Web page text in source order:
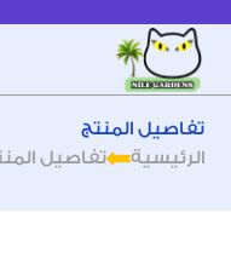
تفاصيل المنتج
الرئيسية
تفاصيل